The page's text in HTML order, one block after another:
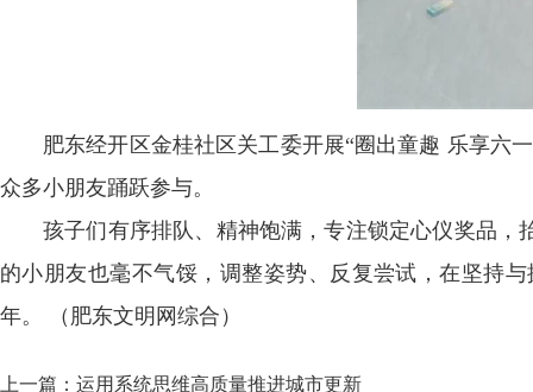
肥东经开区金桂社区关工委开展“圈出童趣 乐享六
众多小朋友踊跃参与。
孩子们有序排队、精神饱满，专注锁定心仪奖品
的小朋友也毫不气馁，调整姿势、反复尝试，在坚持
年。 （肥东文明网综合）
上一篇： 运用系统思维高质量推进城市更新